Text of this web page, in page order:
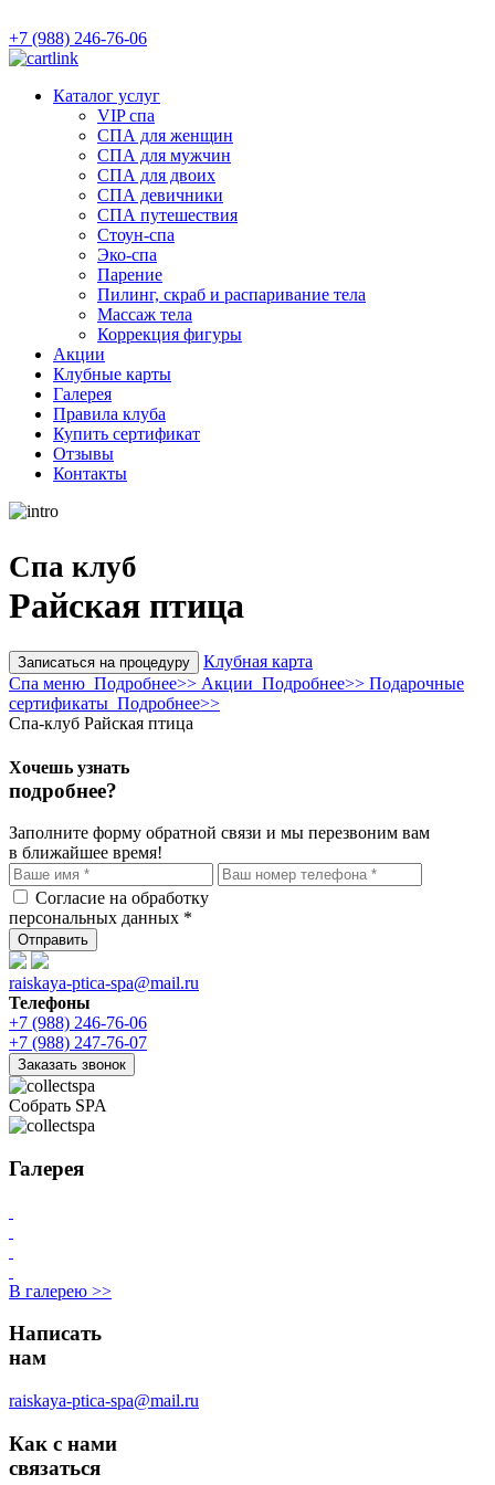
+7 (988) 246-76-06
Каталог услуг
VIP спа
СПА для женщин
СПА для мужчин
СПА для двоих
СПА девичники
СПА путешествия
Стоун-спа
Эко-спа
Парение
Пилинг, скраб и распаривание тела
Массаж тела
Коррекция фигуры
Акции
Клубные карты
Галерея
Правила клуба
Купить сертификат
Отзывы
Контакты
Спа клуб
Райская птица
Записаться на процедуру
Клубная карта
Спа меню Подробнее>> Акции Подробнее>> Подарочные
сертификаты Подробнее>>
Спа-клуб Райская птица
Хочешь узнать
подробнее?
Заполните форму обратной связи и мы перезвоним вам
в ближайшее время!
Согласие на обработку
персональных данных *
Отправить
raiskaya-ptica-spa@mail.ru
Телефоны
+7 (988) 246-76-06
+7 (988) 247-76-07
Заказать звонок
Собрать SPA
Галерея
В галерею >>
Написать
нам
raiskaya-ptica-spa@mail.ru
Как с нами
связаться